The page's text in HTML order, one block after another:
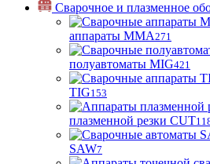
Сварочное и плазменное
аппараты MMA271
полуавтоматы MIG421
TIG153
плазменной резки CUT
SAW7